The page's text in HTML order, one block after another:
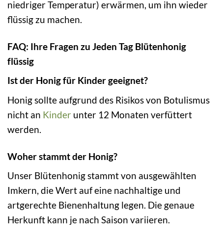
niedriger Temperatur) erwärmen, um ihn wieder
flüssig zu machen.
FAQ: Ihre Fragen zu Jeden Tag Blütenhonig
flüssig
Ist der Honig für Kinder geeignet?
Honig sollte aufgrund des Risikos von Botulismus
nicht an Kinder unter 12 Monaten verfüttert
werden.
Woher stammt der Honig?
Unser Blütenhonig stammt von ausgewählten
Imkern, die Wert auf eine nachhaltige und
artgerechte Bienenhaltung legen. Die genaue
Herkunft kann je nach Saison variieren.